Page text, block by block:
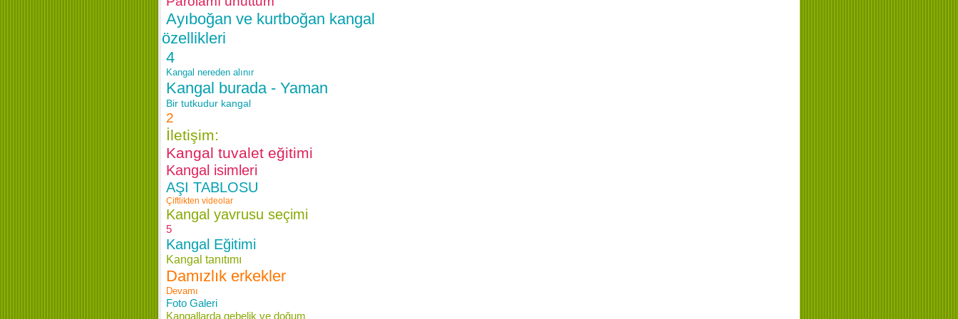
Ayıboğan ve kurtboğan kangal
özellikleri
4
Kangal nereden alınır
Kangal burada - Yaman
Bir tutkudur kangal
2
İletişim:
Kangal tuvalet eğitimi
Kangal isimleri
AŞI TABLOSU
Çiftlikten videolar
Kangal yavrusu seçimi
5
Kangal Eğitimi
Kangal tanıtımı
Damızlık erkekler
Devamı
Foto Galeri
Kangallarda gebelik ve doğum